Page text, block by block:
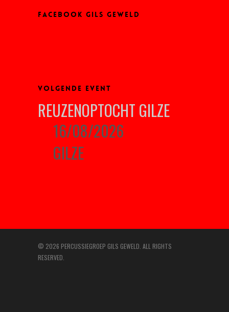
FACEBOOK GILS GEWELD
VOLGENDE EVENT
REUZENOPTOCHT GILZE
16/08/2026
GILZE
© 2026 PERCUSSIEGROEP GILS GEWELD. ALL RIGHTS
RESERVED.